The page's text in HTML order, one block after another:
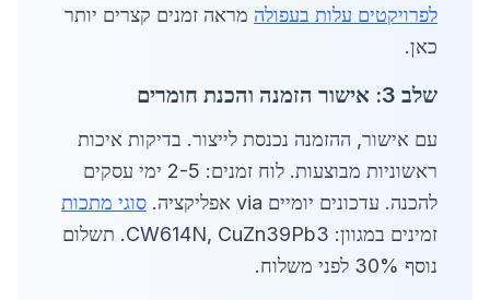
לפרויקטים עלות בעפולה מראה זמנים קצרים יותר
כאן.
שלב 3: אישור הזמנה והכנת חומרים
עם אישור, ההזמנה נכנסת לייצור. בדיקות איכות
ראשוניות מבוצעות. לוח זמנים: 2-5 ימי עסקים
להכנה. עדכונים יומיים via אפליקציה.
סוגי מתכות
זמינים במגוון: CW614N, CuZn39Pb3. תשלום
נוסף 30% לפני משלוח.